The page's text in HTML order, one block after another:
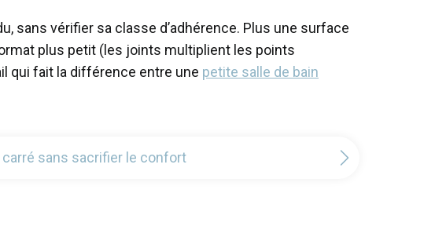
sans vérifier sa classe d’adhérence. Plus une surface
plus petit (les joints multiplient les points
qui fait la différence entre une petite salle de bain
sans sacrifier le confort